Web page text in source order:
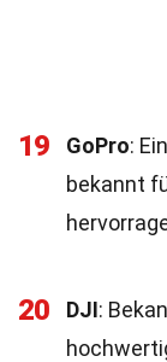
19 GoPro:
bekannt
20 DJI: